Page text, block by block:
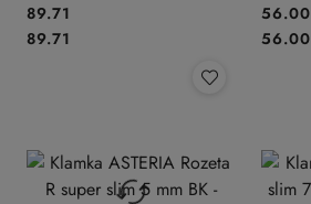
Cena:
89.71
Cena:
89.71
Cena:
56.00
Cena:
56.00